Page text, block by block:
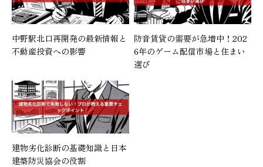
中野駅北口再開発の最新情報と
不動産投資への影響
防音賃貸の需要が急増中！202
6年のゲーム配信市場と住まい
選び
建物劣化診断の基礎知識と日本
建築防災協会の役割